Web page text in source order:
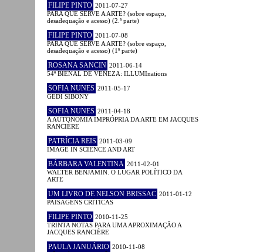
FILIPE PINTO 2011-07-27
PARA QUE SERVE A ARTE? (sobre espaço,
desadequação e acesso) (2.ª parte)
FILIPE PINTO 2011-07-08
PARA QUE SERVE A ARTE? (sobre espaço,
desadequação e acesso) (1ª parte)
ROSANA SANCIN 2011-06-14
54ª BIENAL DE VENEZA: ILLUMInations
SOFIA NUNES 2011-05-17
GEDI SIBONY
SOFIA NUNES 2011-04-18
A AUTONOMIA IMPRÓPRIA DA ARTE EM JACQUES
RANCIÈRE
PATRÍCIA REIS 2011-03-09
IMAGE IN SCIENCE AND ART
BÁRBARA VALENTINA 2011-02-01
WALTER BENJAMIN. O LUGAR POLÍTICO DA
ARTE
UM LIVRO DE NELSON BRISSAC 2011-01-12
PAISAGENS CRÍTICAS
FILIPE PINTO 2010-11-25
TRINTA NOTAS PARA UMA APROXIMAÇÃO A
JACQUES RANCIÈRE
PAULA JANUÁRIO 2010-11-08